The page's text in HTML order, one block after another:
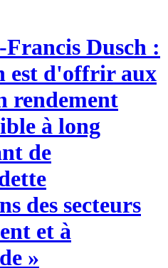
Francis Dusch :
est d'offrir aux
rendement
à long
de
des secteurs
et à
»